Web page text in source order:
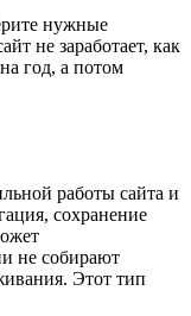
нужные
не заработает, как
год, а потом
работы сайта и
сохранение
не собирают
Этот тип